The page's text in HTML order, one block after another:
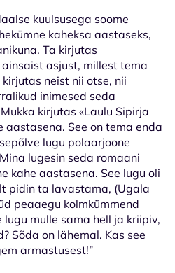
kuulsusega soome
kaheksa aastaseks,
Ta kirjutas
asjust, millest tema
neist nii otse, nii
inimesed seda
kirjutas «Laulu Sipirja
aastasena. See on tema enda
lugu polaarjoone
lugesin seda romaani
kahe aastasena. See lugu oli
pidin ta lavastama, (Ugala
peaaegu kolmkümmend
mulle sama hell ja kriipiv,
Sõda on lähemal. Kas see
armastusest!”